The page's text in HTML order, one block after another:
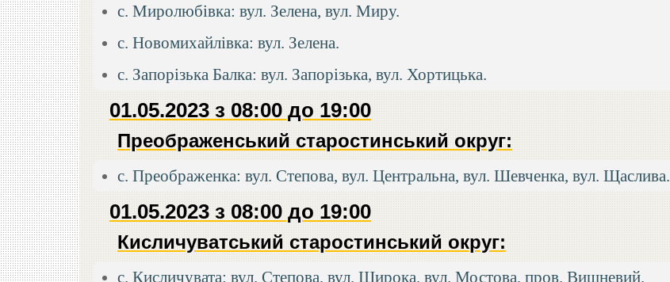
с. Миролюбівка: вул. Зелена, вул. Миру.
с. Новомихайлівка: вул. Зелена.
с. Запорізька Балка: вул. Запорізька, вул. Хортицька.
01.05.2023 з 08:00 до 19:00
Преображенський старостинський округ:
с. Преображенка: вул. Степова, вул. Центральна, вул. Шевченка, вул. Щаслива.
01.05.2023 з 08:00 до 19:00
Кисличуватський старостинський округ:
с. Кисличувата: вул. Степова, вул. Широка, вул. Мостова, пров. Вишневий.